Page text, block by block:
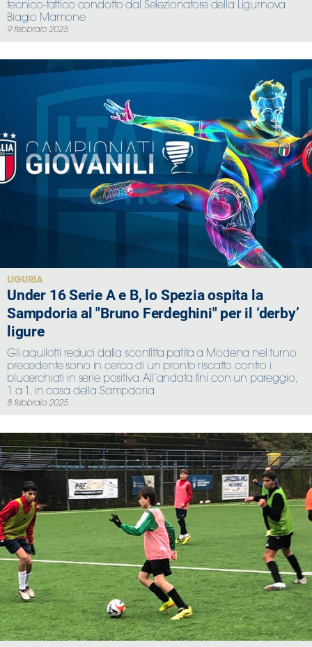
tecnico-tattico condotto dal Selezionatore della Ligurnova
Biagio Mamone
9 febbraio 2025
LIGURIA
Under 16 Serie A e B, lo Spezia ospita la
Sampdoria al "Bruno Ferdeghini" per il ‘derby’
ligure
Gli aquilotti reduci dalla sconfitta patita a Modena nel turno
precedente sono in cerca di un pronto riscatto contro i
blucerchiati in serie positiva. All’andata fini con un pareggio,
1 a 1, in casa della Sampdoria
8 febbraio 2025